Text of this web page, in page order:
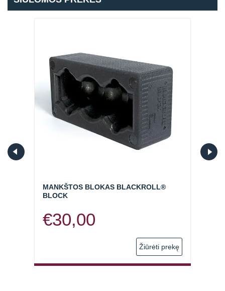
MANKŠTOS BLOKAS BLACKROLL®
BLOCK
€30,00
Žiūrėti prekę